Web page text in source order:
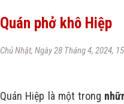
Quán phở khô Hiệp
Chủ Nhật, Ngày 28 Tháng 4, 2024,
Quán Hiệp là một trong